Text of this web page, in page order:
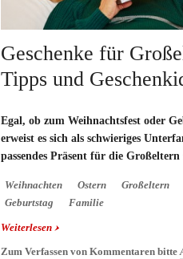
Geschenke für
Tipps und
Egal, ob zum Weihnachtsfest oder
erweist es sich als schwieriges
passendes Präsent für die Großeltern
Weihnachten Ostern
Großeltern
Geburtstag
Familie
Weiterlesen über Geschenke für
Zum Verfassen von Kommentaren bitte